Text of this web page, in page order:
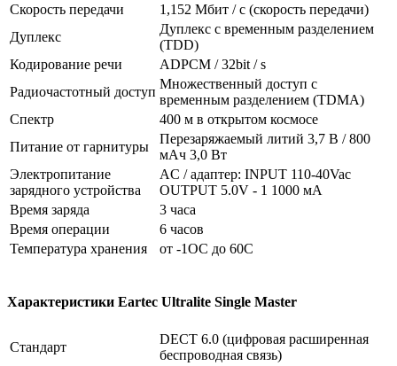
Скорость передачи
1,152 Мбит / с (скорость передачи)
Дуплекс
Дуплекс с временным разделением
(TDD)
Кодирование речи
ADPCM / 32bit / s
Радиочастотный доступ
Множественный доступ с
временным разделением (TDMA)
Спектр
400 м в открытом космосе
Питание от гарнитуры
Перезаряжаемый литий 3,7 В / 800
мАч 3,0 Вт
Электропитание
зарядного устройства
AC / адаптер: INPUT 110-40Vac
OUTPUT 5.0V - 1 1000 мА
Время заряда
3 часа
Время операции
6 часов
Температура хранения
от -1OC до 60C
Характеристики Eartec Ultralite Single Master
Стандарт
DECT 6.0 (цифровая расширенная
беспроводная связь)